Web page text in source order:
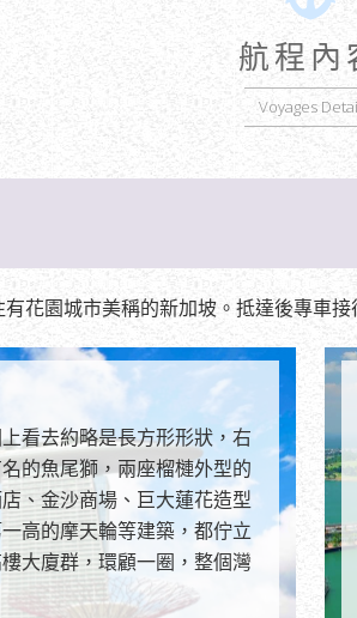
航程內
Voyages
花園城市美稱的新加坡。抵達後專車
看去約略是長方形形狀，右
的魚尾獅，兩座榴槤外型的
、金沙商場、巨大蓮花造型
高的摩天輪等建築，都佇立
大廈群，環顧一圈，整個灣